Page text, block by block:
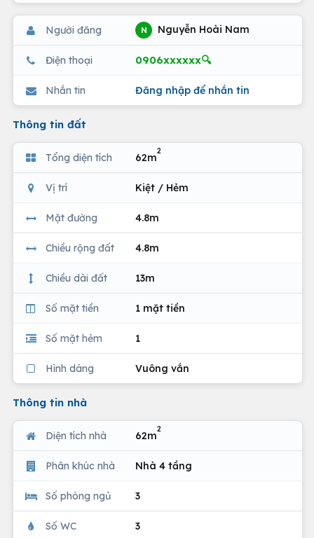
Người đăng N Nguyễn Hoài Nam
Điện thoại 0906xxxxxx🔍
Nhắn tin Đăng nhập để nhắn tin
Thông tin đất
Tổng diện tích 62m
2
Vị trí Kiệt / Hẻm
Mặt đường 4.8m
Chiều rộng đất 4.8m
Chiều dài đất 13m
Số mặt tiền 1 mặt tiền
Số mặt hẻm 1
Hình dáng Vuông vắn
Thông tin nhà
Diện tích nhà 62m
2
Phân khúc nhà Nhà 4 tầng
Số phòng ngủ 3
Số WC 3